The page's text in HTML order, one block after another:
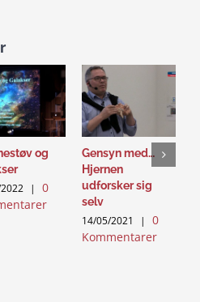
og
|
0
Gensyn med…
Hjernen
udforsker sig
selv
14/05/2021 |
0
Kommentarer